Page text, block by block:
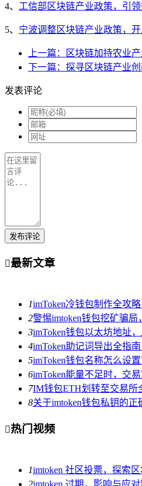
4、 工信部区块链产业政策，引
5、 宁波调整区块链产业政策，
上一篇：区块链加持农业
下一篇：探寻区块链产业
发表评论
发布评论
最新文章
1imToken冷钱包制作全攻
2警惕imtoken钱包挖矿骗
3imToken钱包以太坊地址
4imToken助记词导出全指
5imToken钱包名称怎么设
6imToken能量不足时，交
7IM钱包ETH划转至交易所
8关于imtoken钱包私钥的
热门视频
1imtoken 社区投票，探索
2imtoken 过期，影响与应